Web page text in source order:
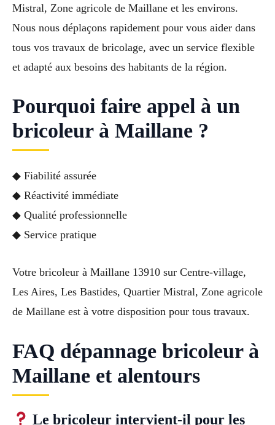
Mistral, Zone agricole de Maillane et les environs.
Nous nous déplaçons rapidement pour vous aider dans
tous vos travaux de bricolage, avec un service flexible
et adapté aux besoins des habitants de la région.
Pourquoi faire appel à un
bricoleur à Maillane ?
◆ Fiabilité assurée
◆ Réactivité immédiate
◆ Qualité professionnelle
◆ Service pratique
Votre bricoleur à Maillane 13910 sur Centre-village,
Les Aires, Les Bastides, Quartier Mistral, Zone agricole
de Maillane est à votre disposition pour tous travaux.
FAQ dépannage bricoleur à
Maillane et alentours
Le bricoleur intervient-il pour les